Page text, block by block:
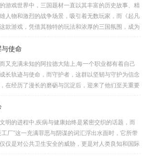
游戏世界中，三国题材一直以其丰富的历史故事、精
人物和激烈的战争场景，吸引着无数玩家，而《起凡
款游戏，凭借其独特的玩法和浓厚的三国氛围，成为
凡三国下载,开启一段热血的三国对战之旅。 《起凡
三国时期的知名将领，如勇猛无双的吕布、足智多谋
、忠义双全的关羽等，率领自己的军队在战场上冲锋
兵布阵，游戏中的每一场战斗都充满了变...
使命
又充满未知的阿拉德大陆上,每一个职业都有着自己
长轨迹与使命，而守护者，这群以坚韧与守护为信念
在经历了漫长的磨砺与沉淀后，迎来了他们至关重要
一刻起，便肩负着守护的重任，他们身躯魁梧，手持
的邪恶势力，最初，他们凭借着基础的技能和坚定的
一次次战斗中积累着经验，不断成长，无论是在阴森
下墓穴，还是在战火纷飞的前线战场，守...
明的进程中,疾病与健康始终是紧密交织的话题，而
工厂”这一充满罪恶与阴谋的词汇浮出水面时，它所带
仅是对公共卫生安全的威胁，更是对人类良知和国际